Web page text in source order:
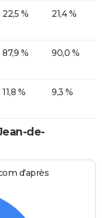
22,5 % 21,4 %
87,9 % 90,0 %
11,8 % 9,3 %
de-
d'après